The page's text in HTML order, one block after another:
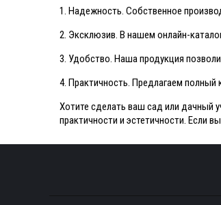
1. Надежность. Собственное
2. Эксклюзив. В нашем онлайн-
3. Удобство. Наша продукция
4. Практичность. Предлагаем
Хотите сделать ваш сад или дачный
практичности и эстетичности. Если